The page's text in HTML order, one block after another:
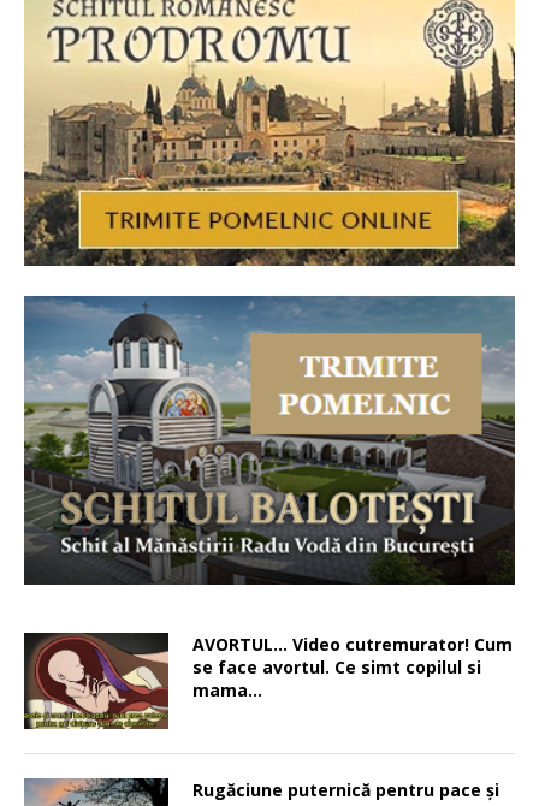
AVORTUL… Video cutremurator! Cum
se face avortul. Ce simt copilul si
mama…
Rugăciune puternică pentru pace şi